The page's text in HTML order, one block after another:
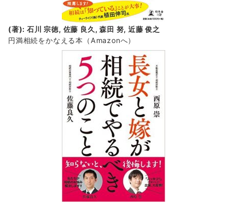
(著): 石川 宗徳, 佐藤 良久, 森田 努, 近藤 俊之
円満相続をかなえる本（Amazonへ）